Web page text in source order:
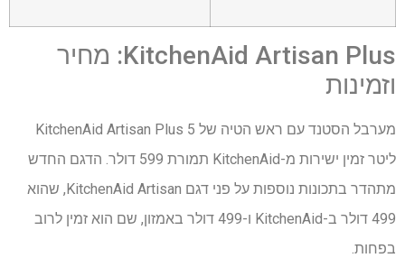
KitchenAid Artisan Plus: מחיר
וזמינות
מערבל הסטנד עם ראש הטיה של KitchenAid Artisan Plus 5
ליטר זמין ישירות מ-KitchenAid תמורת 599 דולר. הדגם החדש
מתהדר בתכונות נוספות על פני דגם KitchenAid Artisan, שהוא
499 דולר ב-KitchenAid ו-499 דולר באמזון, שם הוא זמין לרוב
בפחות.